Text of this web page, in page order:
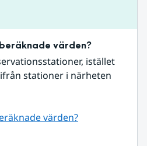
värden?
istället
stationer i närheten
värden?